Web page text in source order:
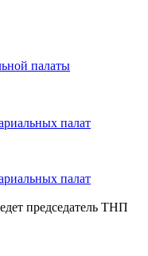
палаты
палат
палат
председатель ТНП